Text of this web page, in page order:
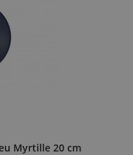
Myrtille 20 cm